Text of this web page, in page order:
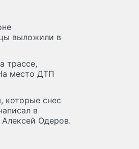
выложили в
трассе,
место ДТП
которые снес
в
Одеров.